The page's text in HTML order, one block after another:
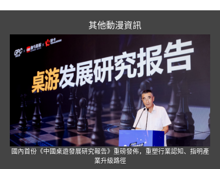
其他動漫資訊
國內首份《中國桌遊發展研究報告》重磅發佈，重塑行業認知、指明產
業升級路徑